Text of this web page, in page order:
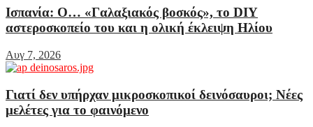
Ισπανία: Ο… «Γαλαξιακός βοσκός», το DIY
αστεροσκοπείο του και η ολική έκλειψη Ηλίου
Αυγ 7, 2026
Γιατί δεν υπήρχαν μικροσκοπικοί δεινόσαυροι; Νέες
μελέτες για το φαινόμενο